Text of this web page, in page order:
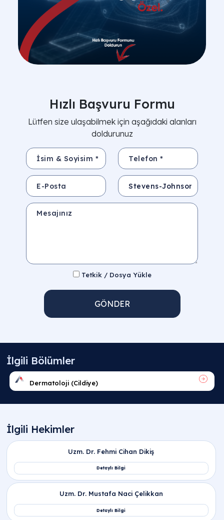
Hızlı Başvuru Formu
Lütfen size ulaşabilmek için aşağıdaki alanları
doldurunuz
İsim & Soyisim * Telefon *
E-Posta Konu
Mesajınız
Tetkik / Dosya Yükle
GÖNDER